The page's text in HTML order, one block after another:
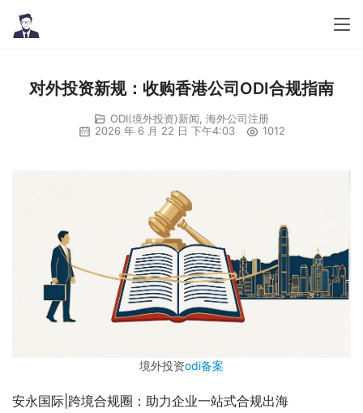
对外投资新规：收购香港公司ODI合规指南
ODI(境外投资)新闻 海外公司注册
2026 年 6 月 22 日 下午4:03
1012
境外投资odi备案
安永国际|跨境合规圈：助力企业一站式合规出海